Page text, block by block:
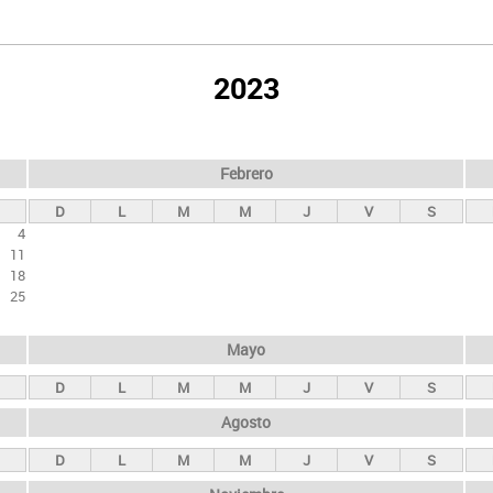
2023
4
11
18
25
Febrero
D L M M J V S
Mayo
D L M M J V S
Agosto
D L M M J V S